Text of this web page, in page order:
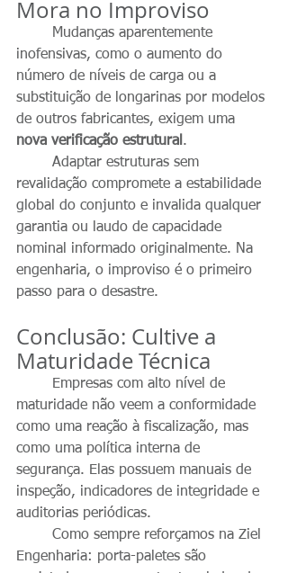
Mora no Improviso
inofensivas, como o aumento do
número de níveis de carga ou a
substituição de longarinas por modelos
de outros fabricantes, exigem uma
nova verificação estrutural .
revalidação compromete a estabilidade
global do conjunto e invalida qualquer
garantia ou laudo de capacidade
nominal informado originalmente. Na
engenharia, o improviso é o primeiro
passo para o desastre.
Conclusão: Cultive a
Maturidade Técnica
maturidade não veem a conformidade
como uma reação à fiscalização, mas
como uma política interna de
segurança. Elas possuem manuais de
inspeção, indicadores de integridade e
auditorias periódicas.
Engenharia: porta-paletes são